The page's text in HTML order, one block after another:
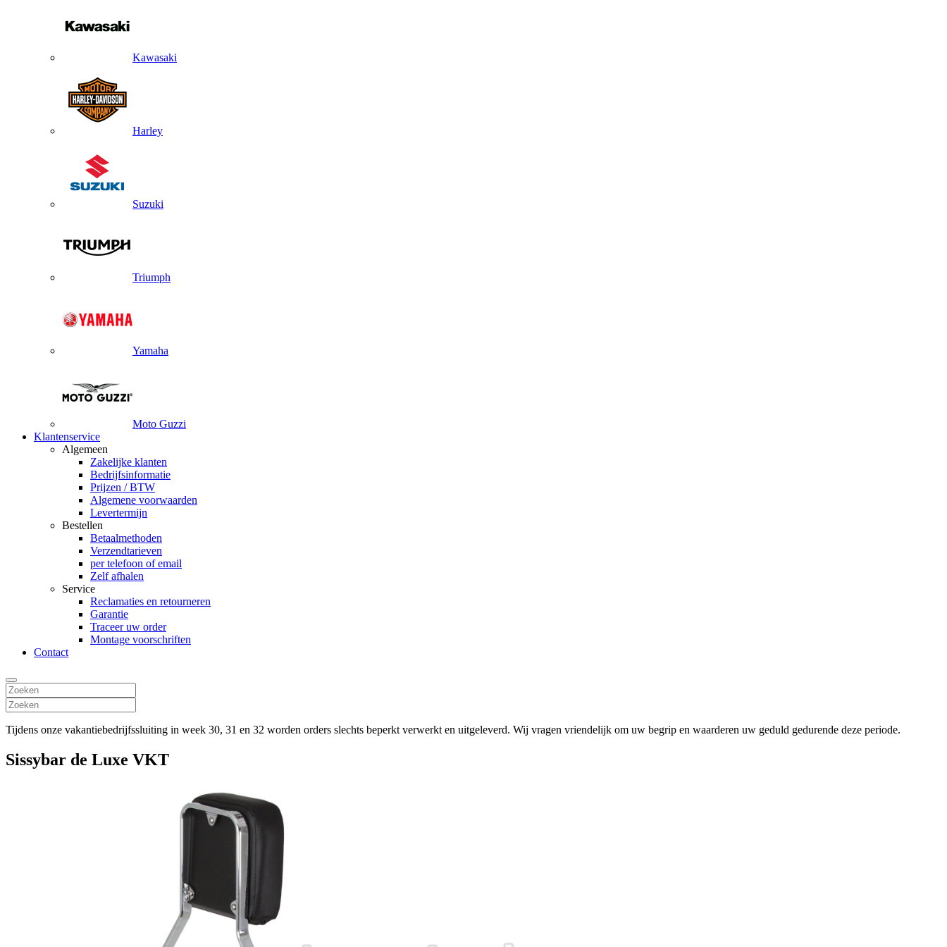
Kawasaki
Harley
Suzuki
Triumph
Yamaha
Moto Guzzi
Klantenservice
Algemeen
Zakelijke klanten
Bedrijfsinformatie
Prijzen / BTW
Algemene voorwaarden
Levertermijn
Bestellen
Betaalmethoden
Verzendtarieven
per telefoon of email
Zelf afhalen
Service
Reclamaties en retourneren
Garantie
Traceer uw order
Montage voorschriften
Contact
Tijdens onze vakantiebedrijfssluiting in week 30, 31 en 32 worden orders slechts beperkt verwerkt en uitgeleverd. Wij vragen vriendelijk om uw begrip en waarderen uw geduld gedurende deze periode.
Sissybar de Luxe VKT